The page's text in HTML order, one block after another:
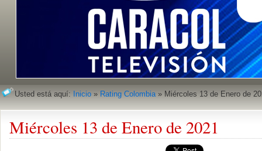
Usted está aquí: Inicio » Rating Colombia» Miércoles 13 de Enero de
Miércoles 13 de Enero de 2021